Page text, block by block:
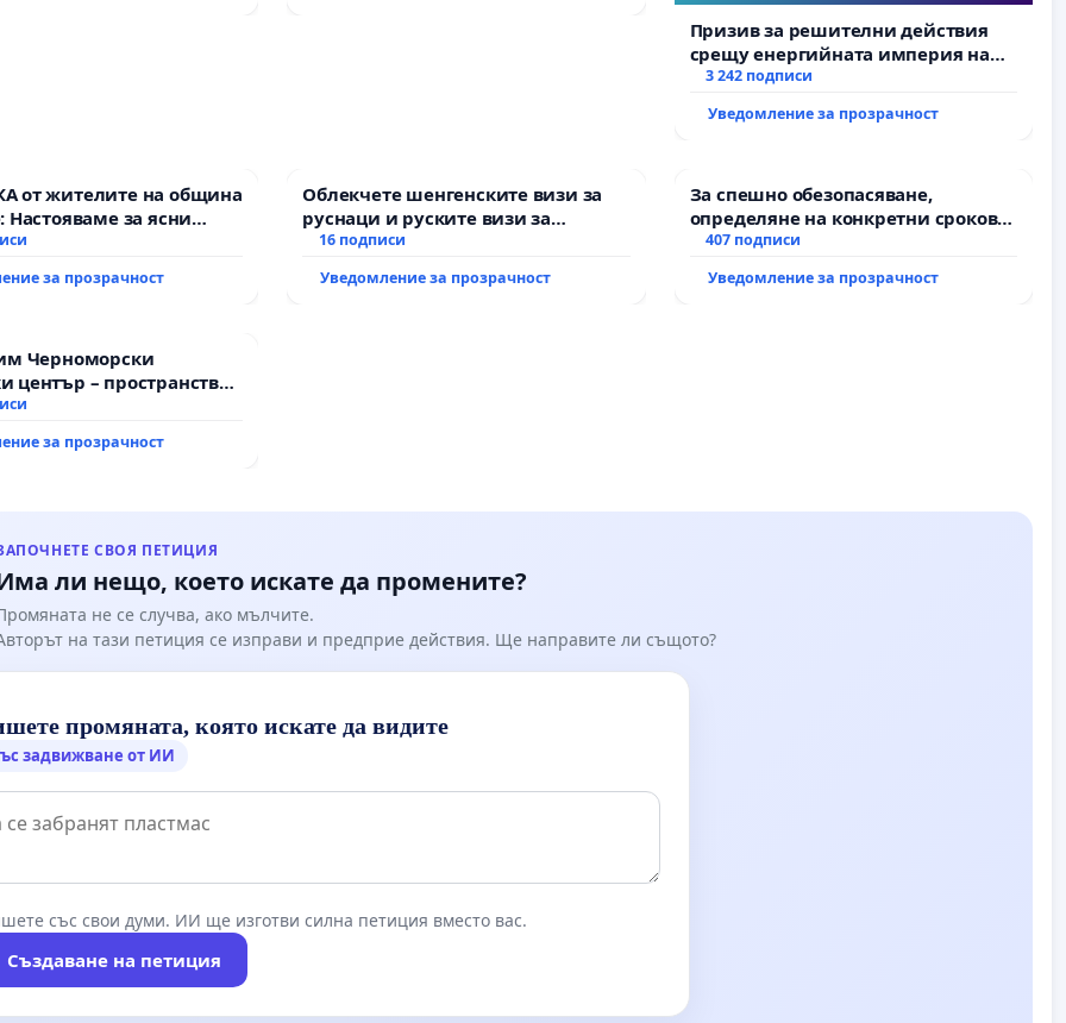
Призив за решителни действия
срещу енергийната империя на
Христо Ковачки!
3 242 подписи
Уведомление за прозрачност
от жителите на община
Настояваме за ясни
от “Елаците-МЕД” АД и от
норми!
за прозрачност
Облекчете шенгенските визи за
руснаци и руските визи за
българи
16 подписи
Уведомление за прозрачност
За спешно обезопасяване,
определяне на конкретни срокове
и извършване на цялостна
републиканския път между пътен
407 подписи
Уведомление за прозрачност
Черноморски
център – пространство
на Варна
за прозрачност
СВОЯ ПЕТИЦИЯ
ли нещо, което искате да промените?
не се случва, ако мълчите.
на тази петиция се изправи и предприе действия. Ще направите ли същото?
промяната, която искате да видите
задвижване от ИИ
със свои думи. ИИ ще изготви силна петиция вместо вас.
Създаване на петиция